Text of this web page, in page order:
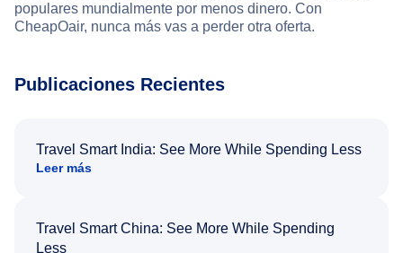
populares mundialmente por menos dinero. Con
CheapOair, nunca más vas a perder otra oferta.
Publicaciones Recientes
Travel Smart India: See More While Spending Less
Leer más
Travel Smart China: See More While Spending
Less